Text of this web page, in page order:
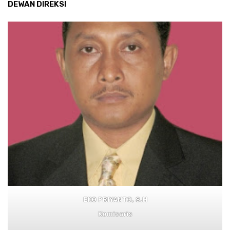
DEWAN DIREKSI
EKO PRIYANTO, S.H
Komisaris